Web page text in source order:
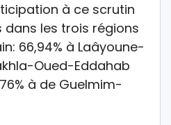
à ce scrutin
les trois régions
66,94% à Laâyoune-
Oued-Eddahab
à de Guelmim-